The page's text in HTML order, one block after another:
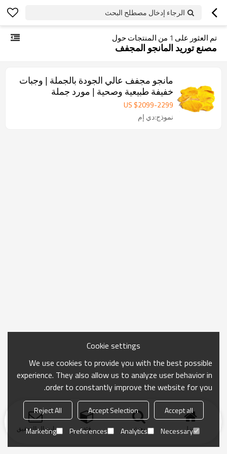
الرجاء إدخال مصطلح البحث
تم العثور على 1 من المنتجات حول
مصنع توريد المانجو المجفف
مانجو مجفف عالي الجودة بالجملة | وجبات
خفيفة طبيعية وصحية | مورد جملة
US $2099-2299
نموذج:دي إم
منزل بحث فئة ارسال التحقيق
Cookie settings
We use cookies to provide you with the best possible
experience. They also allow us to analyze user behavior in
order to constantly improve the website for you.
Accept all
Accept Selection
Reject All
Necessary
Analytics
Preferences
Marketing